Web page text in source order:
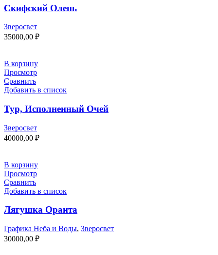
Скифский Олень
Зверосвет
35000,00 ₽
В корзину
Просмотр
Сравнить
Добавить в список
Тур, Исполненный Очей
Зверосвет
40000,00 ₽
В корзину
Просмотр
Сравнить
Добавить в список
Лягушка Оранта
Графика Неба и Воды, Зверосвет
30000,00 ₽